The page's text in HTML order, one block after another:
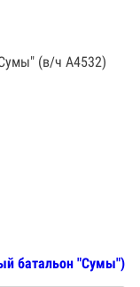
(в/ч А4532)
батальон "Сумы")